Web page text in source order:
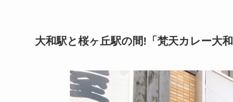
大和駅と桜ヶ丘駅の間!「梵天カレー大